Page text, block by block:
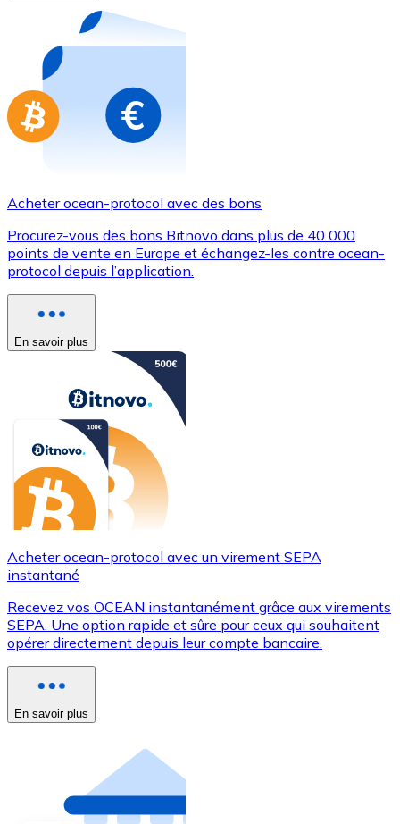
Nouveau
Achetez des cartes-cadeaux de vos marques
Aller à la boutique de cartes-cadeaux
Acheter ocean-protocol avec des bons
Procurez-vous des bons Bitnovo dans plus de 40 000
points de vente en Europe et échangez-les contre ocean-
protocol depuis l’application.
En savoir plus
Acheter ocean-protocol avec un virement SEPA
instantané
Recevez vos OCEAN instantanément grâce aux virements
SEPA. Une option rapide et sûre pour ceux qui souhaitent
opérer directement depuis leur compte bancaire.
En savoir plus